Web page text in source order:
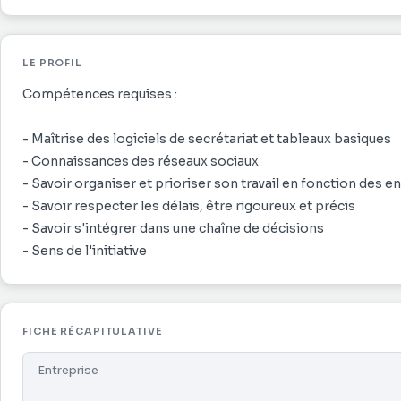
coordination fluide avec les clients. Enfin, vous veillez au
en garantissant la fiabilité des factures, devis et
LE PROFIL
Compétences requises :
- Maîtrise des logiciels de secrétariat et tableaux basiques
- Connaissances des réseaux sociaux
- Savoir organiser et prioriser son travail en fonction des
- Savoir respecter les délais, être rigoureux et précis
- Savoir s'intégrer dans une chaîne de décisions
- Sens de l'initiative
FICHE RÉCAPITULATIVE
Entreprise